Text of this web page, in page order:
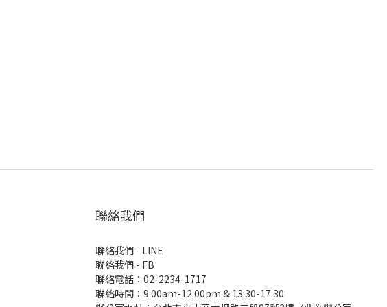
聯絡我們
聯絡我們 - LINE
聯絡我們 - FB
聯絡電話：02-2234-1717
聯絡時間：9:00am-12:00pm & 13:30-17:30